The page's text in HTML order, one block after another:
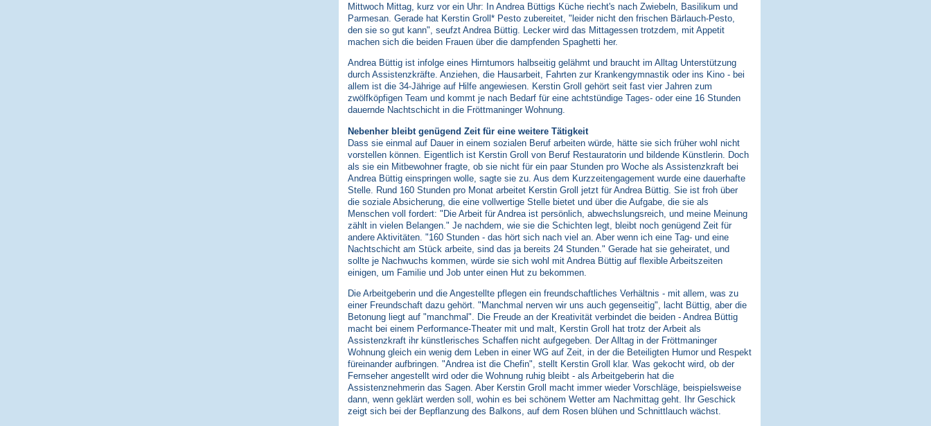
Mittwoch Mittag, kurz vor ein Uhr: In Andrea Büttigs Küche riecht's nach Zwiebeln, Basilikum und
Parmesan. Gerade hat Kerstin Groll* Pesto zubereitet, "leider nicht den frischen Bärlauch-Pesto,
den sie so gut kann", seufzt Andrea Büttig. Lecker wird das Mittagessen trotzdem, mit Appetit
machen sich die beiden Frauen über die dampfenden Spaghetti her.
Andrea Büttig ist infolge eines Hirntumors halbseitig gelähmt und braucht im Alltag Unterstützung
durch Assistenzkräfte. Anziehen, die Hausarbeit, Fahrten zur Krankengymnastik oder ins Kino - bei
allem ist die 34-Jährige auf Hilfe angewiesen. Kerstin Groll gehört seit fast vier Jahren zum
zwölfköpfigen Team und kommt je nach Bedarf für eine achtstündige Tages- oder eine 16 Stunden
dauernde Nachtschicht in die Fröttmaninger Wohnung.
Nebenher bleibt genügend Zeit für eine weitere Tätigkeit
Dass sie einmal auf Dauer in einem sozialen Beruf arbeiten würde, hätte sie sich früher wohl nicht
vorstellen können. Eigentlich ist Kerstin Groll von Beruf Restauratorin und bildende Künstlerin. Doch
als sie ein Mitbewohner fragte, ob sie nicht für ein paar Stunden pro Woche als Assistenzkraft bei
Andrea Büttig einspringen wolle, sagte sie zu. Aus dem Kurzzeitengagement wurde eine dauerhafte
Stelle. Rund 160 Stunden pro Monat arbeitet Kerstin Groll jetzt für Andrea Büttig. Sie ist froh über
die soziale Absicherung, die eine vollwertige Stelle bietet und über die Aufgabe, die sie als
Menschen voll fordert: "Die Arbeit für Andrea ist persönlich, abwechslungsreich, und meine Meinung
zählt in vielen Belangen." Je nachdem, wie sie die Schichten legt, bleibt noch genügend Zeit für
andere Aktivitäten. "160 Stunden - das hört sich nach viel an. Aber wenn ich eine Tag- und eine
Nachtschicht am Stück arbeite, sind das ja bereits 24 Stunden." Gerade hat sie geheiratet, und
sollte je Nachwuchs kommen, würde sie sich wohl mit Andrea Büttig auf flexible Arbeitszeiten
einigen, um Familie und Job unter einen Hut zu bekommen.
Die Arbeitgeberin und die Angestellte pflegen ein freundschaftliches Verhältnis - mit allem, was zu
einer Freundschaft dazu gehört. "Manchmal nerven wir uns auch gegenseitig", lacht Büttig, aber die
Betonung liegt auf "manchmal". Die Freude an der Kreativität verbindet die beiden - Andrea Büttig
macht bei einem Performance-Theater mit und malt, Kerstin Groll hat trotz der Arbeit als
Assistenzkraft ihr künstlerisches Schaffen nicht aufgegeben. Der Alltag in der Fröttmaninger
Wohnung gleich ein wenig dem Leben in einer WG auf Zeit, in der die Beteiligten Humor und Respekt
füreinander aufbringen. "Andrea ist die Chefin", stellt Kerstin Groll klar. Was gekocht wird, ob der
Fernseher angestellt wird oder die Wohnung ruhig bleibt - als Arbeitgeberin hat die
Assistenznehmerin das Sagen. Aber Kerstin Groll macht immer wieder Vorschläge, beispielsweise
dann, wenn geklärt werden soll, wohin es bei schönem Wetter am Nachmittag geht. Ihr Geschick
zeigt sich bei der Bepflanzung des Balkons, auf dem Rosen blühen und Schnittlauch wächst.